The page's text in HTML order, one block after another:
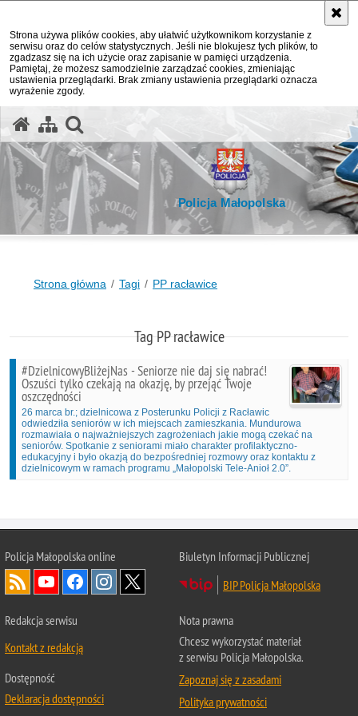
Strona używa plików cookies, aby ułatwić użytkownikom korzystanie z
serwisu oraz do celów statystycznych. Jeśli nie blokujesz tych plików, to
zgadzasz się na ich użycie oraz zapisanie w pamięci urządzenia.
Pamiętaj, że możesz samodzielnie zarządzać cookies, zmieniając
ustawienia przeglądarki. Brak zmiany ustawienia przeglądarki oznacza
wyrażenie zgody.
Policja Małopolska
Strona główna Tagi PP racławice
Tag PP racławice
#DzielnicowyBliżejNas - Seniorze nie daj się nabrać!
Oszuści tylko czekają na okazję, by przejąć Twoje
oszczędności
26 marca br.; dzielnicowa z Posterunku Policji z Racławic
odwiedziła seniorów w ich miejscach zamieszkania. Mundurowa
rozmawiała o najważniejszych zagrożeniach jakie mogą czekać na
seniorów. Spotkanie z seniorami miało charakter profilaktyczno-
edukacyjny i było okazją do bezpośredniej rozmowy oraz kontaktu z
dzielnicowym w ramach programu „Małopolski Tele-Anioł 2.0”.
Policja Małopolska online
Biuletyn Informacji Publicznej
BIP Policja Małopolska
Redakcja serwisu
Kontakt z redakcją
Dostępność
Deklaracja dostępności
Nota prawna
Chcesz wykorzystać materiał
z serwisu Policja Małopolska.
Zapoznaj się z zasadami
Polityka prywatności